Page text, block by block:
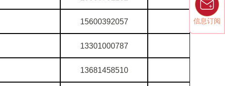
信息订阅
15600392057
13301000787
13681458510